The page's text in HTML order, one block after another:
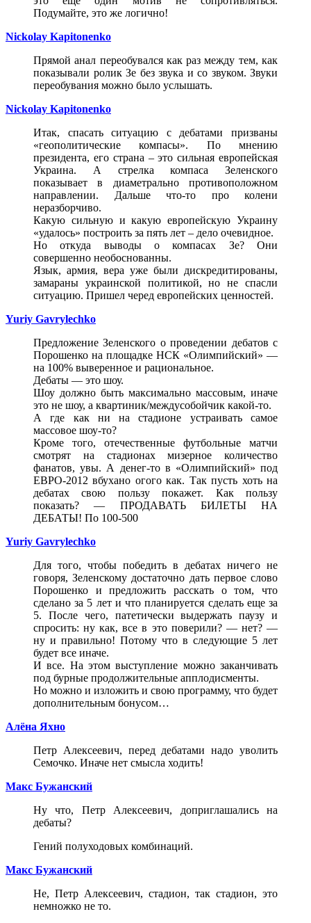
Подумайте, это же логично!
Nickolay Kapitonenko
Прямой анал переобувался как раз между тем, как
показывали ролик Зе без звука и со звуком. Звуки
переобувания можно было услышать.
Nickolay Kapitonenko
Итак, спасать ситуацию с дебатами призваны
«геополитические компасы». По мнению
президента, его страна – это сильная европейская
Украина. А стрелка компаса Зеленского
показывает в диаметрально противоположном
направлении. Дальше что-то про колени
неразборчиво.
Какую сильную и какую европейскую Украину
«удалось» построить за пять лет – дело очевидное.
Но откуда выводы о компасах Зе? Они
совершенно необоснованны.
Язык, армия, вера уже были дискредитированы,
замараны украинской политикой, но не спасли
ситуацию. Пришел черед европейских ценностей.
Yuriy Gavrylechko
Предложение Зеленского о проведении дебатов с
Порошенко на площадке НСК «Олимпийский» —
на 100% выверенное и рациональное.
Дебаты — это шоу.
Шоу должно быть максимально массовым, иначе
это не шоу, а квартиник/междусобойчик какой-то.
А где как ни на стадионе устраивать самое
массовое шоу-то?
Кроме того, отечественные футбольные матчи
смотрят на стадионах мизерное количество
фанатов, увы. А денег-то в «Олимпийский» под
ЕВРО-2012 вбухано огого как. Так пусть хоть на
дебатах свою пользу покажет. Как пользу
показать? — ПРОДАВАТЬ БИЛЕТЫ НА
ДЕБАТЫ! По 100-500
Yuriy Gavrylechko
Для того, чтобы победить в дебатах ничего не
говоря, Зеленскому достаточно дать первое слово
Порошенко и предложить расскать о том, что
сделано за 5 лет и что планируется сделать еще за
5. После чего, патетически выдержать паузу и
спросить: ну как, все в это поверили? — нет? —
ну и правильно! Потому что в следующие 5 лет
будет все иначе.
И все. На этом выступление можно заканчивать
под бурные продолжительные апплодисменты.
Но можно и изложить и свою программу, что будет
дополнительным бонусом…
Алёна Яхно
Петр Алексеевич, перед дебатами надо уволить
Семочко. Иначе нет смысла ходить!
Макс Бужанский
Ну что, Петр Алексеевич, доприглашались на
дебаты?
Гений полуходовых комбинаций.
Макс Бужанский
Не, Петр Алексеевич, стадион, так стадион, это
немножко не то.